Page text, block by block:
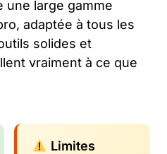
une large gamme
adaptée à tous les
solides et
vraiment à ce que
Limites